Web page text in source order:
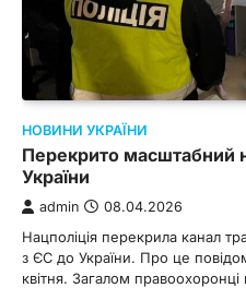
НОВИНИ УКРАЇНИ
Перекрито масштабний
України
admin 08.04.2026
Нацполіція перекрила канал
з ЄС до України. Про це
квітня. Загалом